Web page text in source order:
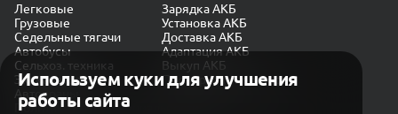
Используем куки для улучшения
работы сайта
Легковые
Грузовые
Седельные тягачи
Автобусы
Сельхоз. техника
Экскаваторы
Автокраны
Зарядка АКБ
Установка АКБ
Доставка АКБ
Адаптация АКБ
Выкуп АКБ
Проверка генератора
Политика конфиденциальности